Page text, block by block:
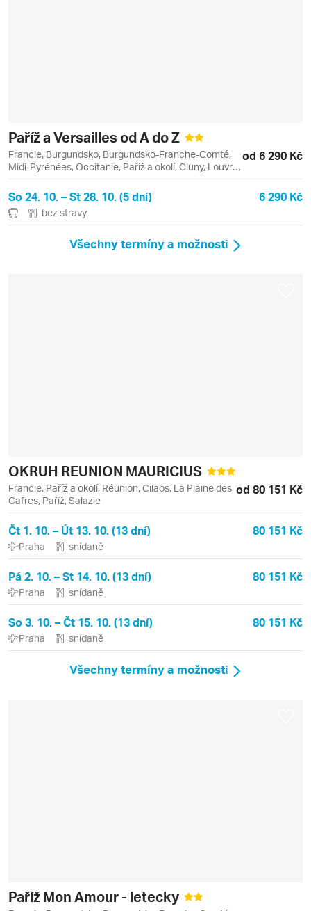
Paříž a Versailles od A do Z
Francie, Burgundsko, Burgundsko-Franche-Comté,
Midi-Pyrénées, Occitanie, Paříž a okolí, Cluny, Louvre,
Paříž, Toulouse, Versailles
od 6 290 Kč
So 24. 10. – St 28. 10. (5 dní) 6 290 Kč
bez stravy
Všechny termíny a možnosti
OKRUH REUNION MAURICIUS
Francie, Paříž a okolí, Réunion, Cilaos, La Plaine des
Cafres, Paříž, Salazie
od 80 151 Kč
Čt 1. 10. – Út 13. 10. (13 dní) 80 151 Kč
Praha snídaně
Pá 2. 10. – St 14. 10. (13 dní) 80 151 Kč
Praha snídaně
So 3. 10. – Čt 15. 10. (13 dní) 80 151 Kč
Praha snídaně
Všechny termíny a možnosti
Paříž Mon Amour - letecky